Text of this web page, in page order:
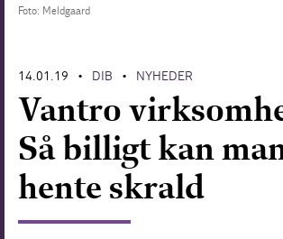
Foto: Meldgaard
14.01.19 • DIB • NYHEDER
Vantro
Så billigt kan
hente skrald